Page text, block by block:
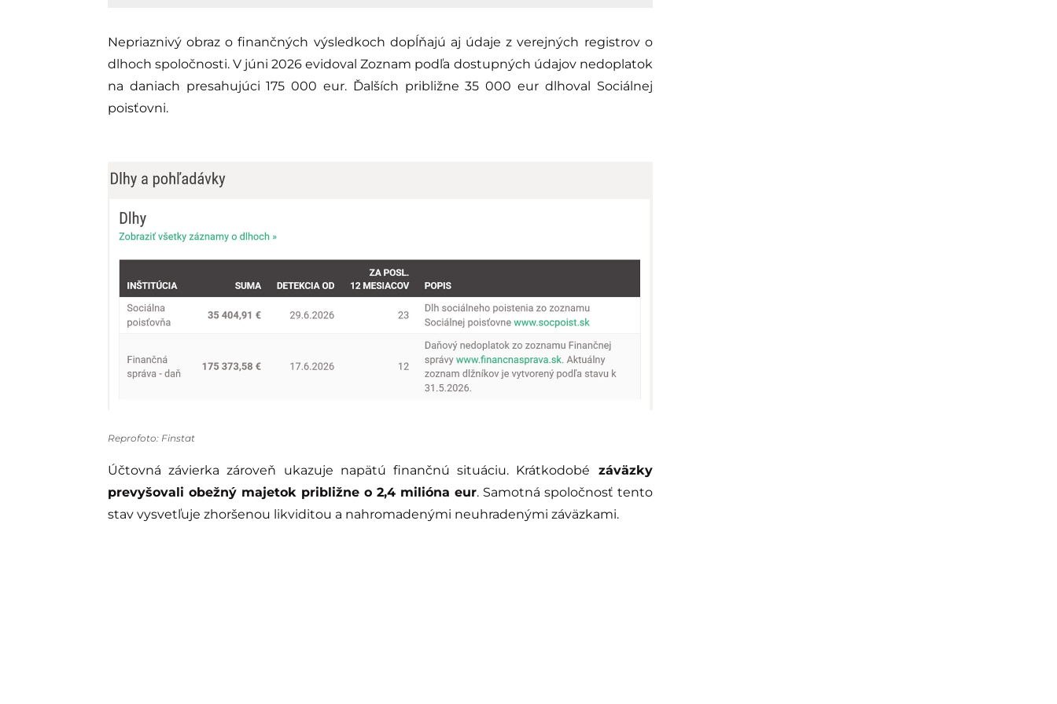
Nepriaznivý obraz o finančných výsledkoch dopĺňajú aj údaje z verejných registrov o
dlhoch spoločnosti. V júni 2026 evidoval Zoznam podľa dostupných údajov nedoplatok
na daniach presahujúci 175 000 eur. Ďalších približne 35 000 eur dlhoval Sociálnej
poisťovni.
Reprofoto: Finstat
Účtovná závierka zároveň ukazuje napätú finančnú situáciu. Krátkodobé záväzky
prevyšovali obežný majetok približne o 2,4 milióna eur. Samotná spoločnosť tento
stav vysvetľuje zhoršenou likviditou a nahromadenými neuhradenými záväzkami.